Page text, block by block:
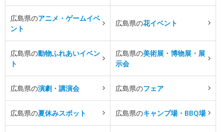
広島県のアニメ・ゲームイベ
ント
広島県の花イベント
広島県の動物ふれあいイベン
ト
広島県の美術展・博物展・展
示会
広島県の演劇・講演会 広島県のフェア
広島県の夏休みスポット 広島県のキャンプ場・BBQ場